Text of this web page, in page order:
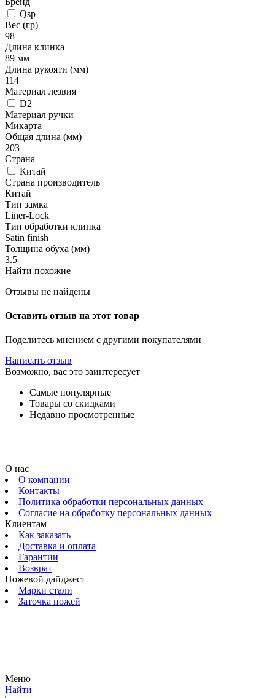
Qsp
Вес (гр)
98
Длина клинка
89 мм
Длина рукояти (мм)
114
Материал лезвия
D2
Материал ручки
Микарта
Общая длина (мм)
203
Страна
Китай
Страна производитель
Китай
Тип замка
Liner-Lock
Тип обработки клинка
Satin finish
Толщина обуха (мм)
3.5
Найти похожие
Отзывы не найдены
Оставить отзыв на этот товар
Поделитесь мнением с другими покупателями
Написать отзыв
Возможно, вас это заинтересует
Самые популярные
Товары со скидками
Недавно просмотренные
О нас
О компании
Контакты
Политика обработки персональных данных
Согласие на обработку персональных данных
Клиентам
Как заказать
Доставка и оплата
Гарантии
Возврат
Ножевой дайджест
Марки стали
Заточка ножей
Меню
Найти